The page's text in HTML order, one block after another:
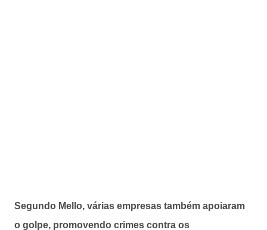
Segundo Mello, várias empresas também apoiaram
o golpe, promovendo crimes contra os